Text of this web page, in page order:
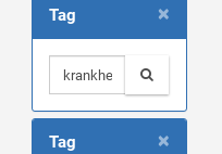
×
Tag
×
Tag